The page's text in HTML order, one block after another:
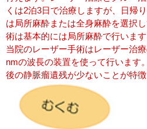
くは2泊3日で治療しますが、日帰
は局所麻酔または全身麻酔を選択
術は基本的には局所麻酔で行います
当院のレーザー手術はレーザー治
nmの波長の装置を使って行います
後の静脈瘤遺残が少ないことが特徴